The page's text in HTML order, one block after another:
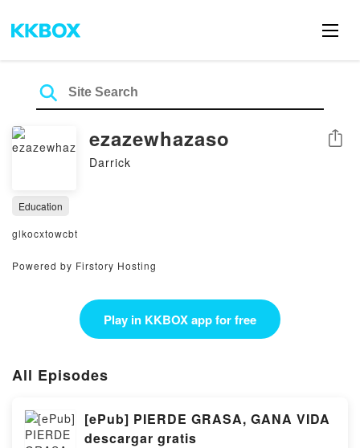
ezazewhazaso
Darrick
Share
Education
glkocxtowcbt
Powered by Firstory Hosting
Play in KKBOX app for free
All Episodes
[ePub] PIERDE GRASA, GANA VIDA
descargar gratis